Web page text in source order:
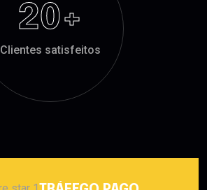
20+
Clientes satisfeitos